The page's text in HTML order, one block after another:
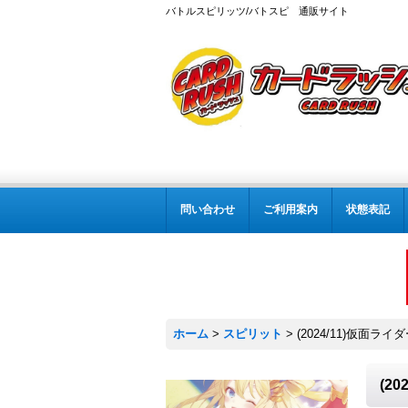
バトルスピリッツ/バトスピ 通販サイト
問い合わせ ご利用案内 状態表記
ホーム > スピリット > (2024/11)仮面ライ